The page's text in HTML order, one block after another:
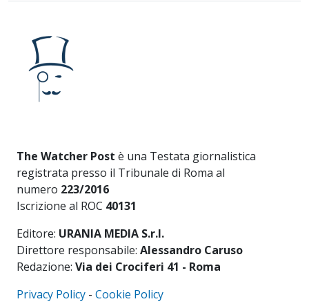
The Watcher Post è una Testata giornalistica
registrata presso il Tribunale di Roma al
numero 223/2016
Iscrizione al ROC 40131
Editore: URANIA MEDIA S.r.l.
Direttore responsabile: Alessandro Caruso
Redazione: Via dei Crociferi 41 - Roma
Privacy Policy - Cookie Policy